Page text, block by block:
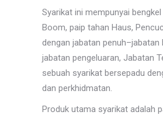
Syarikat ini mempunyai
Boom, paip tahan Haus,
dengan jabatan penuh–jabatan
jabatan pengeluaran, Jabatan
sebuah syarikat bersepadu
dan perkhidmatan.
Produk utama syarikat adalah